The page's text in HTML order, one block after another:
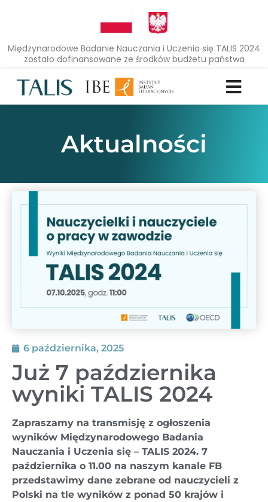
Międzynarodowe Badanie Nauczania i Uczenia się TALIS 2024
zostało dofinansowane ze środków budżetu państwa
Aktualności
6 października, 2025
Już 7 października
wyniki TALIS 2024
Zapraszamy na transmisję z ogłoszenia
wyników Międzynarodowego Badania
Nauczania i Uczenia się – TALIS 2024. 7
października o 11.00 na naszym kanale FB
przedstawimy dane zebrane od nauczycieli z
Polski na tle wyników z ponad 50 krajów i